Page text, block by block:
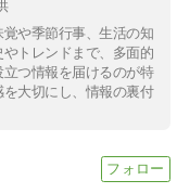
や季節行事、生活の知
トレンドまで、多面的
つ情報を届けるのが特
大切にし、情報の裏付